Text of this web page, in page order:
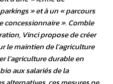
» et à un « parcours
concessionnaire ». Comble
Vinci propose de créer
le maintien de l’agriculture
l’agriculture durable en
aux salariés de la